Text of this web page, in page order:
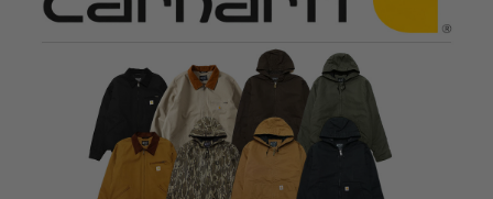
お気に入り マイページ
ご利用ガイド International Shipping
店舗紹介 特集一覧